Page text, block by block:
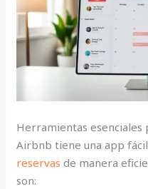
Herramientas esenciales
Airbnb tiene una app
reservas de manera
son: